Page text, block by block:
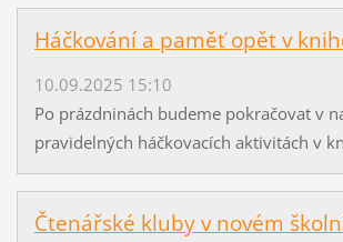
Háčkování a paměť opět v
10.09.2025 15:10
Po prázdninách budeme pokračovat v
pravidelných háčkovacích aktivitách v
Čtenářské kluby v novém